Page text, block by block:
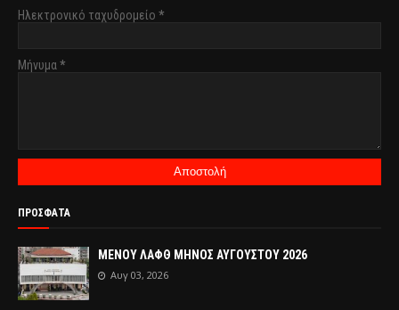
Ηλεκτρονικό ταχυδρομείο *
Μήνυμα*
ΠΡΟΣΦΑΤΑ
ΜΕΝΟΥ ΛΑΦΘ ΜΗΝΟΣ ΑΥΓΟΥΣΤΟΥ 2026
Αυγ 03, 2026